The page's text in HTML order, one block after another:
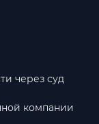
через суд
компании